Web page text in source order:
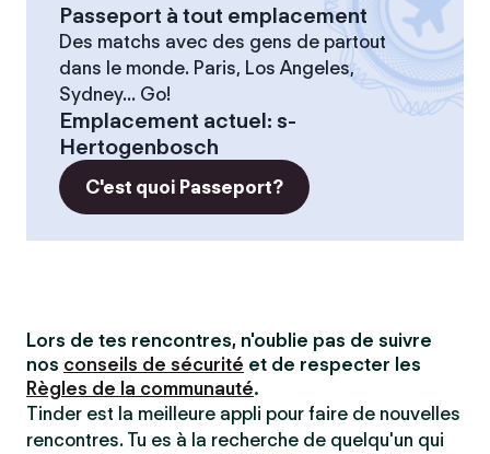
Passeport à tout emplacement
Des matchs avec des gens de partout
dans le monde. Paris, Los Angeles,
Sydney... Go!
Emplacement actuel: s-
Hertogenbosch
C'est quoi Passeport?
Lors de tes rencontres, n'oublie pas de suivre
nos conseils de sécurité et de respecter les
Règles de la communauté.
Tinder est la meilleure appli pour faire de nouvelles
rencontres. Tu es à la recherche de quelqu'un qui